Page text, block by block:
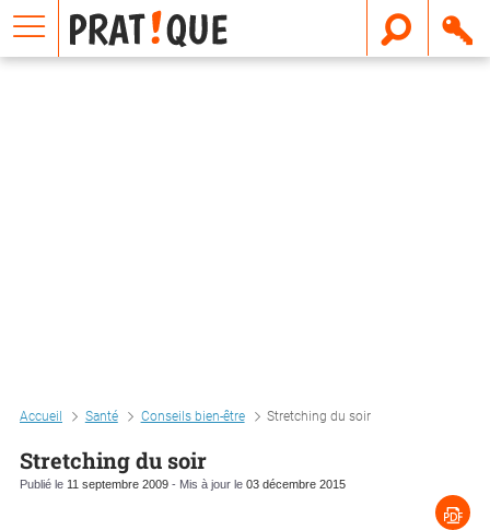
Accueil Santé Conseils bien-être Stretching du soir
Stretching du soir
Publié le 11 septembre 2009 - Mis à jour le 03 décembre 2015
E
m
a